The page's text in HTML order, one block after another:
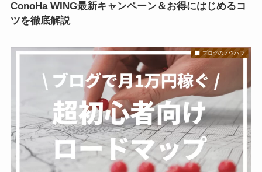
ConoHa WING最新キャンペーン＆お得にはじめるコ
ツを徹底解説
ブログのノウハウ